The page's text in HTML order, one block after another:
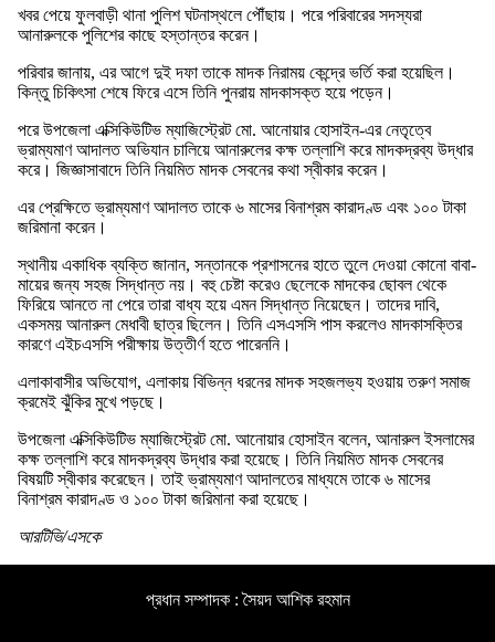
খবর পেয়ে ফুলবাড়ী থানা পুলিশ ঘটনাস্থলে পৌঁছায়। পরে পরিবারের সদস্যরা
আনারুলকে পুলিশের কাছে হস্তান্তর করেন।
পরিবার জানায়, এর আগে দুই দফা তাকে মাদক নিরাময় কেন্দ্রে ভর্তি করা হয়েছিল।
কিন্তু চিকিৎসা শেষে ফিরে এসে তিনি পুনরায় মাদকাসক্ত হয়ে পড়েন।
পরে উপজেলা এক্সিকিউটিভ ম্যাজিস্ট্রেট মো. আনোয়ার হোসাইন-এর নেতৃত্বে
ভ্রাম্যমাণ আদালত অভিযান চালিয়ে আনারুলের কক্ষ তল্লাশি করে মাদকদ্রব্য উদ্ধার
করে। জিজ্ঞাসাবাদে তিনি নিয়মিত মাদক সেবনের কথা স্বীকার করেন।
এর প্রেক্ষিতে ভ্রাম্যমাণ আদালত তাকে ৬ মাসের বিনাশ্রম কারাদণ্ড এবং ১০০ টাকা
জরিমানা করেন।
স্থানীয় একাধিক ব্যক্তি জানান, সন্তানকে প্রশাসনের হাতে তুলে দেওয়া কোনো বাবা-
মায়ের জন্য সহজ সিদ্ধান্ত নয়। বহু চেষ্টা করেও ছেলেকে মাদকের ছোবল থেকে
ফিরিয়ে আনতে না পেরে তারা বাধ্য হয়ে এমন সিদ্ধান্ত নিয়েছেন। তাদের দাবি,
একসময় আনারুল মেধাবী ছাত্র ছিলেন। তিনি এসএসসি পাস করলেও মাদকাসক্তির
কারণে এইচএসসি পরীক্ষায় উত্তীর্ণ হতে পারেননি।
এলাকাবাসীর অভিযোগ, এলাকায় বিভিন্ন ধরনের মাদক সহজলভ্য হওয়ায় তরুণ সমাজ
ক্রমেই ঝুঁকির মুখে পড়ছে।
উপজেলা এক্সিকিউটিভ ম্যাজিস্ট্রেট মো. আনোয়ার হোসাইন বলেন, আনারুল ইসলামের
কক্ষ তল্লাশি করে মাদকদ্রব্য উদ্ধার করা হয়েছে। তিনি নিয়মিত মাদক সেবনের
বিষয়টি স্বীকার করেছেন। তাই ভ্রাম্যমাণ আদালতের মাধ্যমে তাকে ৬ মাসের
বিনাশ্রম কারাদণ্ড ও ১০০ টাকা জরিমানা করা হয়েছে।
আরটিভি/এসকে
প্রধান সম্পাদক : সৈয়দ আশিক রহমান